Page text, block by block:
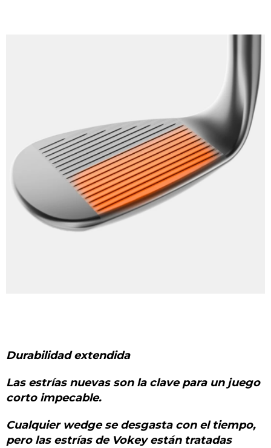
Durabilidad extendida
Las estrías nuevas son la clave para un juego
corto impecable.
Cualquier wedge se desgasta con el tiempo,
pero las estrías de Vokey están tratadas